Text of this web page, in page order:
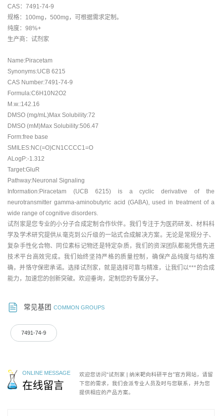
CAS：7491-74-9
规格：100mg，500mg，可根据需求定制。
纯度：98%+
生产商：试剂家
Name:Piracetam
Synonyms:UCB 6215
CAS Number:7491-74-9
Formula:C6H10N2O2
M.w.:142.16
DMSO (mg/mL)Max Solubility:72
DMSO (mM)Max Solubility:506.47
Form:free base
SMILES:NC(=O)CN1CCCC1=O
ALogP:-1.312
Target:GluR
Pathway:Neuronal Signaling
Information:Piracetam (UCB 6215) is a cyclic derivative of the
neurotransmitter gamma-aminobutyric acid (GABA), used in treatment of a
wide range of cognitive disorders.
试剂家是您专业的小分子合成定制合作伙伴。我们专注于为医药研发、材料科
学及学术研究提供从毫克到公斤级的一站式合成解决方案。无论是常规分子、
复杂手性化合物、同位素标记物还是特定杂质，我们的资深团队都能凭借先进
技术平台高效完成。我们始终坚持严格的质量控制，确保产品纯度与结构准
确，并恪守保密承诺。选择试剂家，就是选择可靠与精准，让我们以***的合成
能力，加速您的创新突破。欢迎垂询，定制您的专属分子。
常见基团 COMMON GROUPS
7491-74-9
ONLINE MESSAGE
在线留言
欢迎您访问“试剂家 | 纳米靶向科研平台”官方网站，请留
下您的需求，我们会派专业人员及时与您联系，并为您
提供相应的产品方案。